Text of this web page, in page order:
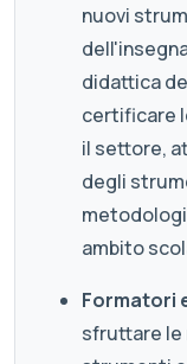
nuovi
didattica
certificare
il settore,
degli
ambito
Formatori
sfruttare le